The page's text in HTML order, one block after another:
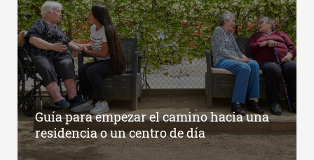
Guía para empezar el camino hacia una
residencia o un centro de día